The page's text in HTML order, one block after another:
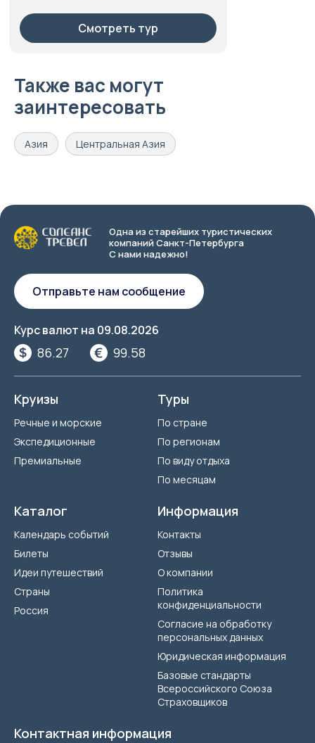
Смотреть тур
Также вас могут
заинтересовать
Азия Центральная Азия
Одна из старейших туристических
компаний Санкт-Петербурга
С нами надежно!
Курс валют на 09.08.2026
86.27 99.58
Отправьте нам сообщение
Круизы
Речные и морские
Экспедиционные
Премиальные
Туры
По стране
По регионам
По виду отдыха
По месяцам
Каталог
Календарь событий
Билеты
Идеи путешествий
Страны
Россия
Информация
Контакты
Отзывы
О компании
Политика
конфиденциальности
Согласие на обработку
персональных данных
Юридическая информация
Базовые стандарты
Всероссийского Союза
Страховщиков
Контактная информация